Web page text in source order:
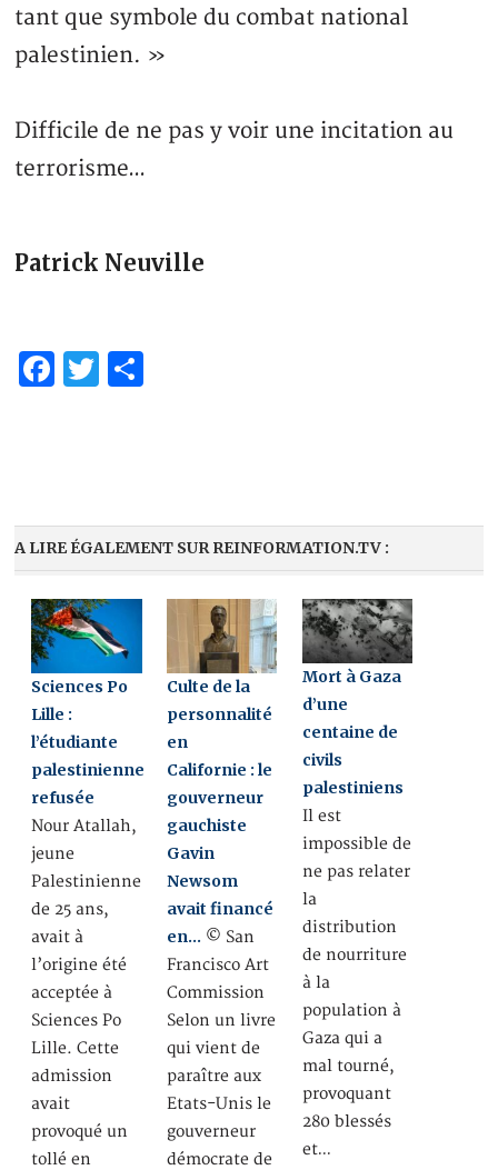
tant que symbole du combat national
palestinien. »
Difficile de ne pas y voir une incitation au
terrorisme…
Patrick Neuville
Facebook
Twitter
A LIRE ÉGALEMENT SUR REINFORMATION.TV :
Sciences Po
Lille :
l’étudiante
palestinienne
refusée
Nour Atallah,
jeune
Palestinienne
de 25 ans,
avait à
l’origine été
acceptée à
Sciences Po
Lille. Cette
admission
avait
provoqué un
tollé en
Culte de la
personnalité
en
Californie : le
gouverneur
gauchiste
Gavin
Newsom
avait financé
en… © San
Francisco Art
Commission
Selon un livre
qui vient de
paraître aux
Etats-Unis le
gouverneur
démocrate de
Mort à Gaza
d’une
centaine de
civils
palestiniens
Il est
impossible de
ne pas relater
la
distribution
de nourriture
à la
population à
Gaza qui a
mal tourné,
provoquant
280 blessés
et…